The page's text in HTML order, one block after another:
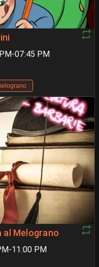
07:45 PM
al Melograno
11:00 PM